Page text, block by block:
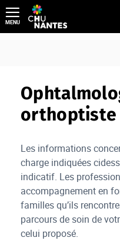
Aller
au
contenu
MENU
orthoptiste
Les informations
charge indiquées
indicatif. Les
accompagnement en
familles qu’ils
parcours de soin de
celui proposé.